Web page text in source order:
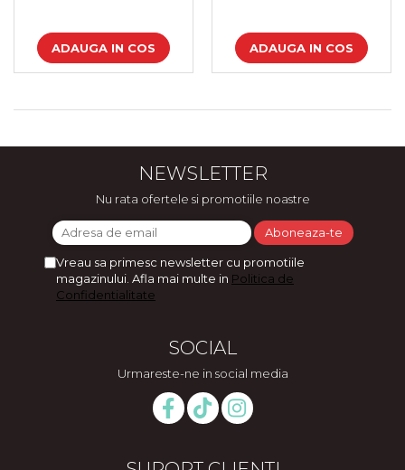
ADAUGA IN COS ADAUGA IN COS
NEWSLETTER
Nu rata ofertele si promotiile noastre
Vreau sa primesc newsletter cu promotiile
magazinului. Afla mai multe in Politica de
Confidentialitate
SOCIAL
Urmareste-ne in social media